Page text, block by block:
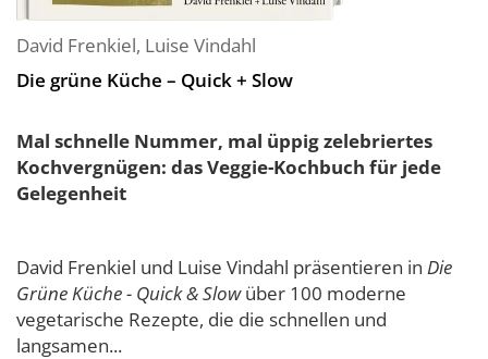
David Frenkiel, Luise Vindahl
Die grüne Küche – Quick + Slow
Mal schnelle Nummer, mal üppig zelebriertes
Kochvergnügen: das Veggie-Kochbuch für jede
Gelegenheit
David Frenkiel und Luise Vindahl präsentieren in Die
Grüne Küche - Quick & Slowüber 100 moderne
vegetarische Rezepte, die die schnellen und
langsamen...